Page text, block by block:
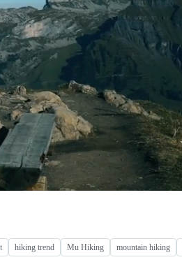
hiking trend Mu Hiking mountain hiking